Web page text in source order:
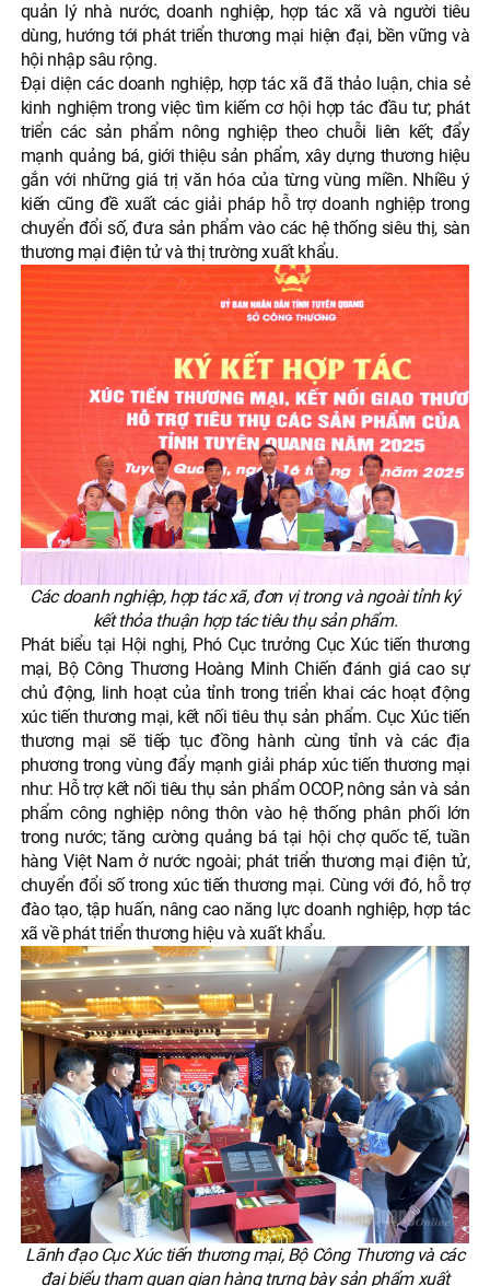
quản lý nhà nước, doanh nghiệp, hợp tác xã và người tiêu
dùng, hướng tới phát triển thương mại hiện đại, bền vững và
hội nhập sâu rộng.
Đại diện các doanh nghiệp, hợp tác xã đã thảo luận, chia sẻ
kinh nghiệm trong việc tìm kiếm cơ hội hợp tác đầu tư; phát
triển các sản phẩm nông nghiệp theo chuỗi liên kết; đẩy
mạnh quảng bá, giới thiệu sản phẩm, xây dựng thương hiệu
gắn với những giá trị văn hóa của từng vùng miền. Nhiều ý
kiến cũng đề xuất các giải pháp hỗ trợ doanh nghiệp trong
chuyển đổi số, đưa sản phẩm vào các hệ thống siêu thị, sàn
thương mại điện tử và thị trường xuất khẩu.
Các doanh nghiệp, hợp tác xã, đơn vị trong và ngoài tỉnh ký
kết thỏa thuận hợp tác tiêu thụ sản phẩm.
Phát biểu tại Hội nghị, Phó Cục trưởng Cục Xúc tiến thương
mại, Bộ Công Thương Hoàng Minh Chiến đánh giá cao sự
chủ động, linh hoạt của tỉnh trong triển khai các hoạt động
xúc tiến thương mại, kết nối tiêu thụ sản phẩm. Cục Xúc tiến
thương mại sẽ tiếp tục đồng hành cùng tỉnh và các địa
phương trong vùng đẩy mạnh giải pháp xúc tiến thương mại
như: Hỗ trợ kết nối tiêu thụ sản phẩm OCOP, nông sản và sản
phẩm công nghiệp nông thôn vào hệ thống phân phối lớn
trong nước; tăng cường quảng bá tại hội chợ quốc tế, tuần
hàng Việt Nam ở nước ngoài; phát triển thương mại điện tử,
chuyển đổi số trong xúc tiến thương mại. Cùng với đó, hỗ trợ
đào tạo, tập huấn, nâng cao năng lực doanh nghiệp, hợp tác
xã về phát triển thương hiệu và xuất khẩu.
Lãnh đạo Cục Xúc tiến thương mại, Bộ Công Thương và các
đại biểu tham quan gian hàng trưng bày sản phẩm xuất